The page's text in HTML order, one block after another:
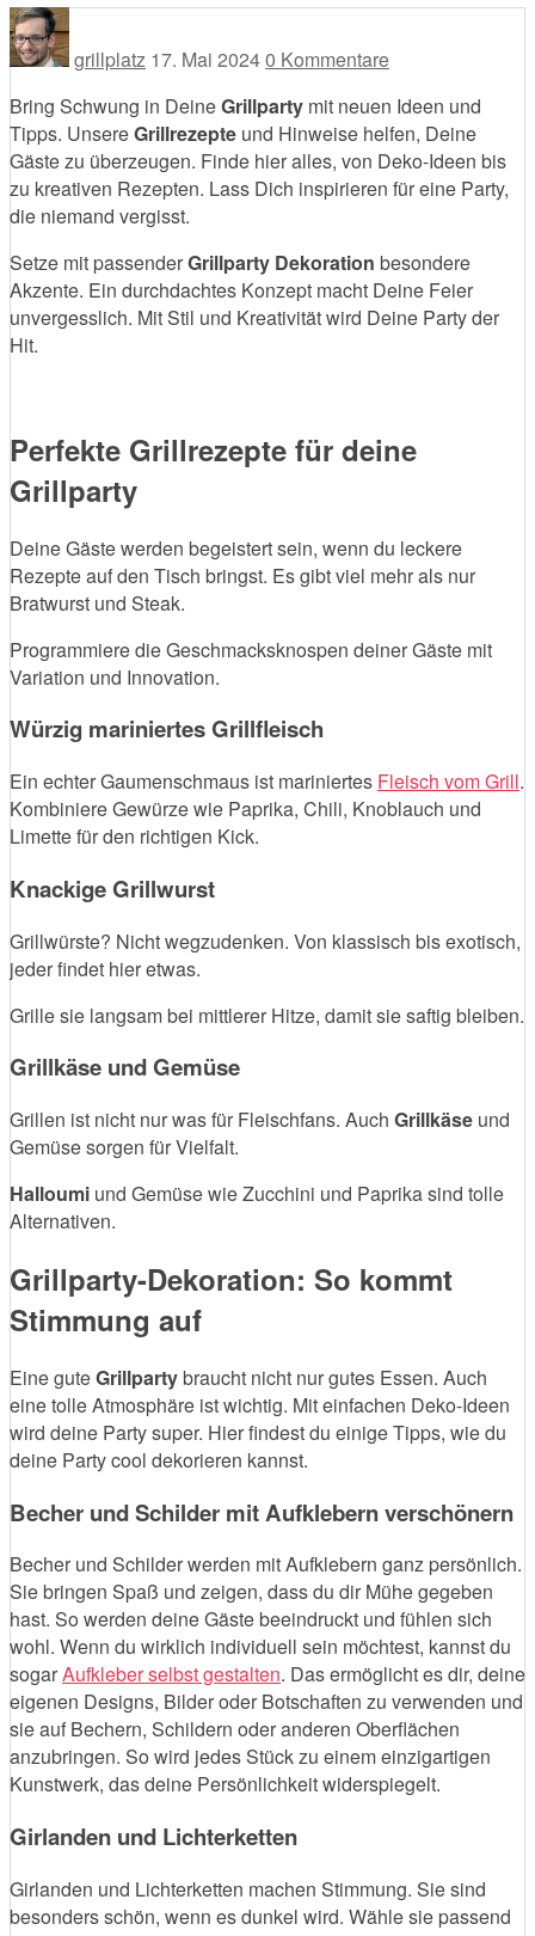
grillplatz 17. Mai 20240 Kommentare
Bring Schwung in DeineGrillparty mit neuen Ideen und
Tipps. UnsereGrillrezepte und Hinweise helfen, Deine
Gäste zu überzeugen. Finde hier alles, von Deko-Ideen bis
zu kreativen Rezepten. Lass Dich inspirieren für eine Party,
die niemand vergisst.
Setze mit passenderGrillparty Dekoration besondere
Akzente. Ein durchdachtes Konzept macht Deine Feier
unvergesslich. Mit Stil und Kreativität wird Deine Party der
Hit.
Perfekte Grillrezepte für deine
Grillparty
Deine Gäste werden begeistert sein, wenn du leckere
Rezepte auf den Tisch bringst. Es gibt viel mehr als nur
Bratwurst und Steak.
Programmiere die Geschmacksknospen deiner Gäste mit
Variation und Innovation.
Würzig mariniertes Grillfleisch
Ein echter Gaumenschmaus ist mariniertes Fleisch vom Grill.
Kombiniere Gewürze wie Paprika, Chili, Knoblauch und
Limette für den richtigen Kick.
Knackige Grillwurst
Grillwürste? Nicht wegzudenken. Von klassisch bis exotisch,
jeder findet hier etwas.
Grille sie langsam bei mittlerer Hitze, damit sie saftig bleiben.
Grillkäse und Gemüse
Grillen ist nicht nur was für Fleischfans. Auch Grillkäse und
Gemüse sorgen für Vielfalt.
Halloumi und Gemüse wie Zucchini und Paprika sind tolle
Alternativen.
Grillparty-Dekoration: So kommt
Stimmung auf
Eine guteGrillpartybraucht nicht nur gutes Essen. Auch
eine tolle Atmosphäre ist wichtig. Mit einfachen Deko-Ideen
wird deine Party super. Hier findest du einige Tipps, wie du
deine Party cool dekorieren kannst.
Becher und Schilder mit Aufklebern verschönern
Becher und Schilder werden mit Aufklebern ganz persönlich.
Sie bringen Spaß und zeigen, dass du dir Mühe gegeben
hast. So werden deine Gäste beeindruckt und fühlen sich
wohl. Wenn du wirklich individuell sein möchtest, kannst du
sogarAufkleber selbst gestalten. Das ermöglicht es dir, deine
eigenen Designs, Bilder oder Botschaften zu verwenden und
sie auf Bechern, Schildern oder anderen Oberflächen
anzubringen. So wird jedes Stück zu einem einzigartigen
Kunstwerk, das deine Persönlichkeit widerspiegelt.
Girlanden und Lichterketten
Girlanden und Lichterketten machen Stimmung. Sie sind
besonders schön, wenn es dunkel wird. Wähle sie passend